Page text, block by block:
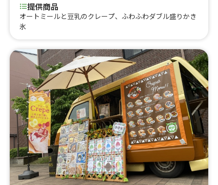
提供商品
オートミールと豆乳のクレープ、ふわふわダブル盛りかき
氷